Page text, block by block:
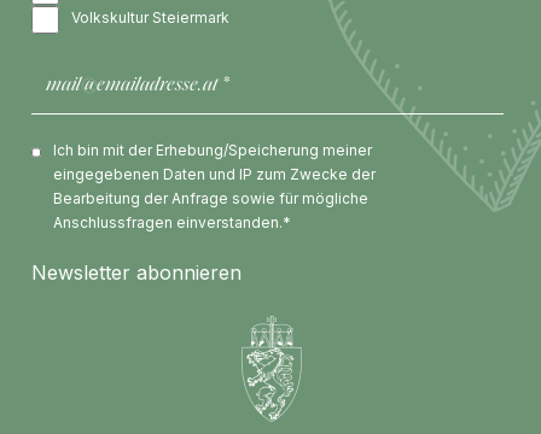
Volkskultur Steiermark
Ich bin mit der Erhebung/Speicherung meiner
eingegebenen Daten und IP zum Zwecke der
Bearbeitung der Anfrage sowie für mögliche
Anschlussfragen einverstanden.*